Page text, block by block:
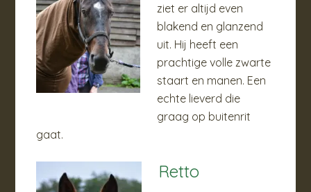
ziet er altijd even
blakend en glanzend
uit. Hij heeft een
prachtige volle zwarte
staart en manen. Een
echte lieverd die
graag op buitenrit
gaat.
Retto